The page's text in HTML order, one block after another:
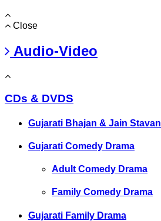
Close
Audio-Video
CDs & DVDS
Gujarati Bhajan & Jain Stavan
Gujarati Comedy Drama
Adult Comedy Drama
Family Comedy Drama
Gujarati Family Drama